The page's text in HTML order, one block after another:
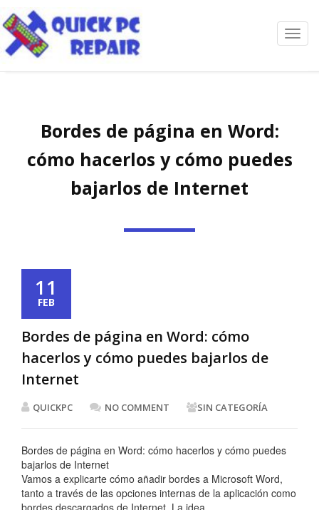
Bordes de página en Word:
cómo hacerlos y cómo puedes
bajarlos de Internet
11
FEB
Bordes de página en Word: cómo
hacerlos y cómo puedes bajarlos de
Internet
QUICKPC NO COMMENT SIN CATEGORÍA
Bordes de página en Word: cómo hacerlos y cómo puedes
bajarlos de Internet
Vamos a explicarte cómo añadir bordes a Microsoft Word,
tanto a través de las opciones internas de la aplicación como
bordes descargados de Internet. La idea…